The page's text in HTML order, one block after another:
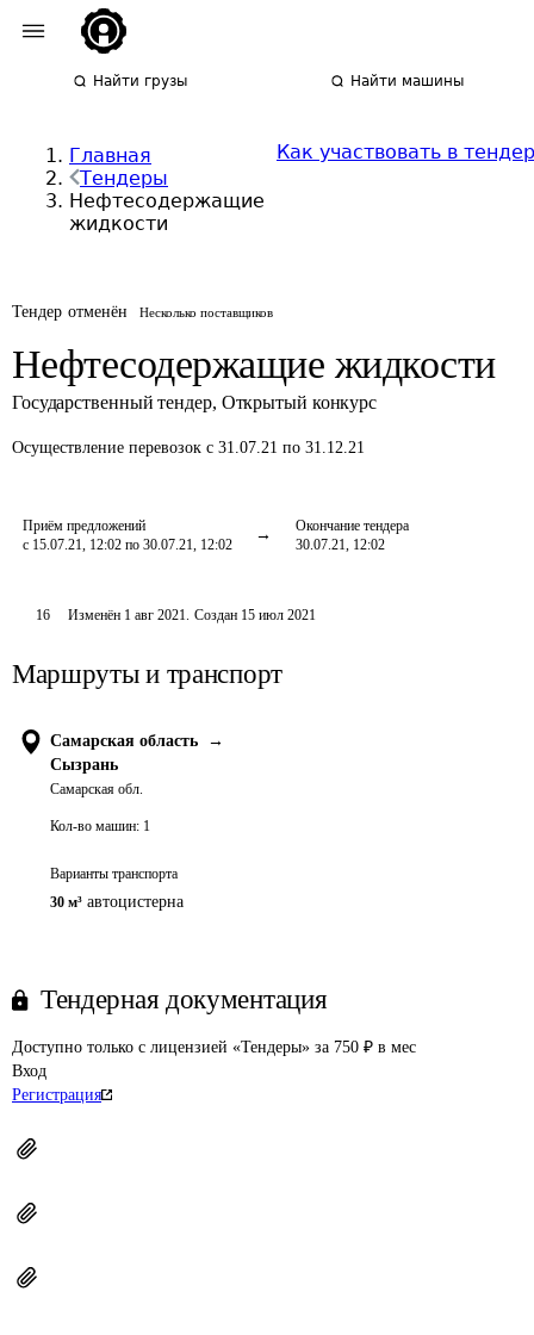
Найти грузы Найти машины
Главная
Тендеры
Нефтесодержащие
жидкости
Как участвовать в
Тендер отменён Несколько поставщиков
Нефтесодержащие жидкости
Государственный тендер, Открытый конкурс
Осуществление перевозок с 31.07.21 по 31.12.21
Приём предложений
с 15.07.21, 12:02 по 30.07.21, 12:02
Окончание тендера
30.07.21, 12:02
16 Изменён 1 авг 2021. Создан 15 июл 2021
Маршруты и транспорт
Самарская область
→
Сызрань
Самарская обл.
Кол-во машин: 1
Варианты транспорта
30 м³ автоцистерна
Тендерная документация
Доступно только с лицензией «Тендеры» за 750 ₽ в мес
Вход
Регистрация